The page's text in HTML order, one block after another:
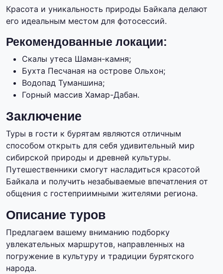
Красота и уникальность природы Байкала делают
его идеальным местом для фотосессий.
Рекомендованные локации:
Скалы утеса Шаман-камня;
Бухта Песчаная на острове Ольхон;
Водопад Туманшина;
Горный массив Хамар-Дабан.
Заключение
Туры в гости к бурятам являются отличным
способом открыть для себя удивительный мир
сибирской природы и древней культуры.
Путешественники смогут насладиться красотой
Байкала и получить незабываемые впечатления от
общения с гостеприимными жителями региона.
Описание туров
Предлагаем вашему вниманию подборку
увлекательных маршрутов, направленных на
погружение в культуру и традиции бурятского
народа.